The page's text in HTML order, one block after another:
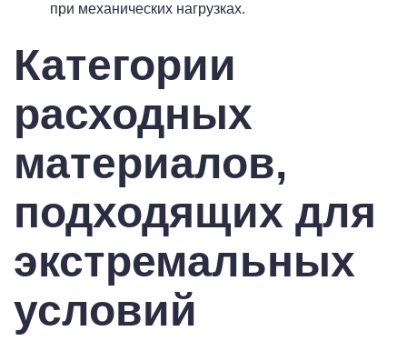
при механических нагрузках.
Категории
расходных
материалов,
подходящих для
экстремальных
условий